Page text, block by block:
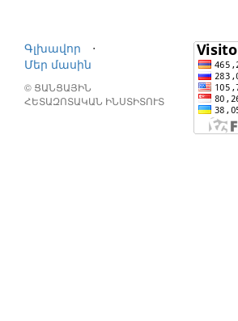
Գլխավոր
⋅
Մեր մասին
© ՑԱՆՑԱՅԻՆ
ՀԵՏԱԶՈՏԱԿԱՆ ԻՆՍՏԻՏՈՒՏ